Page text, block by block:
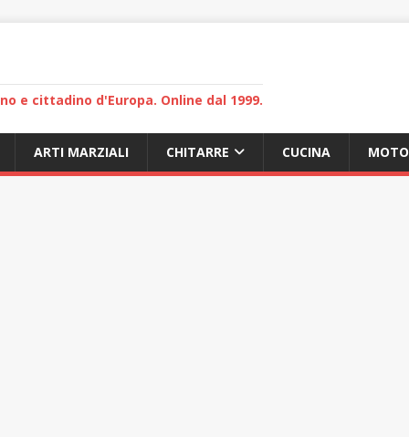
e cittadino d'Europa. Online dal 1999.
ARTI MARZIALI CHITARRE CUCINA